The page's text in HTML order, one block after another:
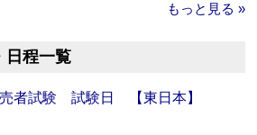
もっと見る »
日程一覧
者試験 試験日 【東日本】